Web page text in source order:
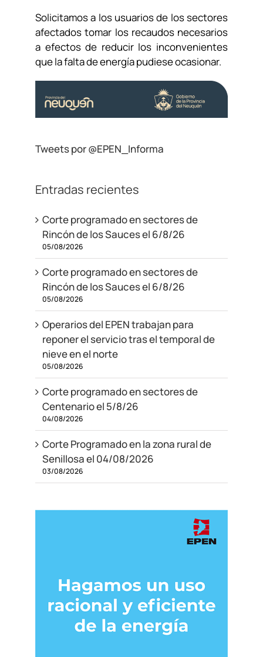
Solicitamos a los usuarios de los sectores
afectados tomar los recaudos necesarios
a efectos de reducir los inconvenientes
que la falta de energía pudiese ocasionar.
Tweets por @EPEN_Informa
Entradas recientes
Corte programado en sectores de
Rincón de los Sauces el 6/8/26
05/08/2026
Corte programado en sectores de
Rincón de los Sauces el 6/8/26
05/08/2026
Operarios del EPEN trabajan para
reponer el servicio tras el temporal de
nieve en el norte
05/08/2026
Corte programado en sectores de
Centenario el 5/8/26
04/08/2026
Corte Programado en la zona rural de
Senillosa el 04/08/2026
03/08/2026